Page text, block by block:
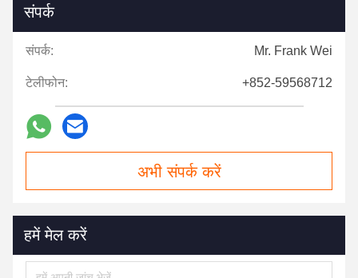
संपर्क
संपर्क: Mr. Frank Wei
टेलीफोन: +852-59568712
अभी संपर्क करें
हमें मेल करें